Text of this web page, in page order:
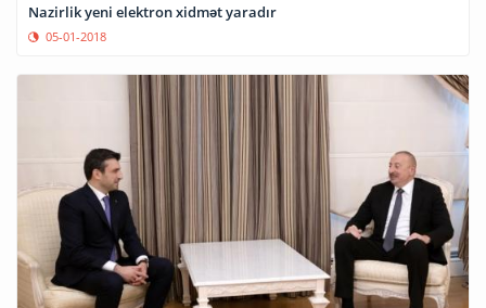
Nazirlik yeni elektron xidmət yaradır
05-01-2018